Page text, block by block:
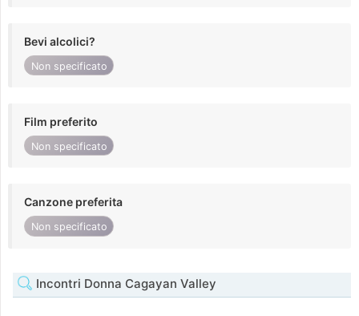
Bevi alcolici?
Non specificato
Film preferito
Non specificato
Canzone preferita
Non specificato
Incontri Donna Cagayan Valley